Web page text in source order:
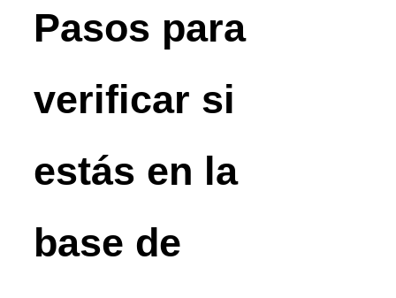
Pasos para
verificar si
estás en la
base de